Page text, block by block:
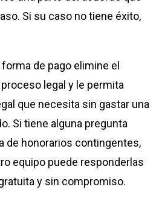
Si su caso no tiene éxito,
de pago elimine el
legal y le permita
que necesita sin gastar una
Si tiene alguna pregunta
de honorarios contingentes,
equipo puede responderlas
y sin compromiso.